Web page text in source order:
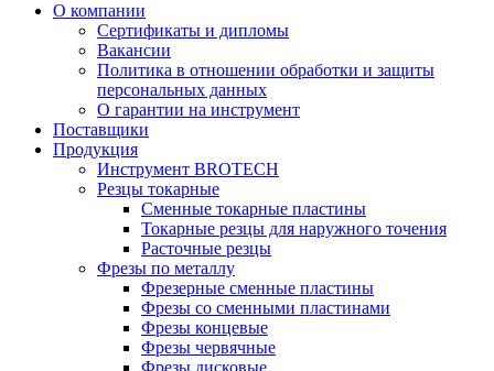
О компании
Сертификаты и дипломы
Вакансии
Политика в отношении обработки и защиты
персональных данных
О гарантии на инструмент
Поставщики
Продукция
Инструмент BROTECH
Резцы токарные
Сменные токарные пластины
Токарные резцы для наружного точения
Расточные резцы
Фрезы по металлу
Фрезерные сменные пластины
Фрезы со сменными пластинами
Фрезы концевые
Фрезы червячные
Фрезы дисковые